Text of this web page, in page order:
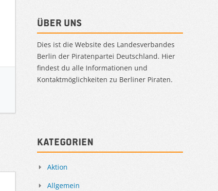
Über uns
Dies ist die Website des Landesverbandes
Berlin der Piratenpartei Deutschland. Hier
findest du alle Informationen und
Kontaktmöglichkeiten zu Berliner Piraten.
Kategorien
Aktion
Allgemein